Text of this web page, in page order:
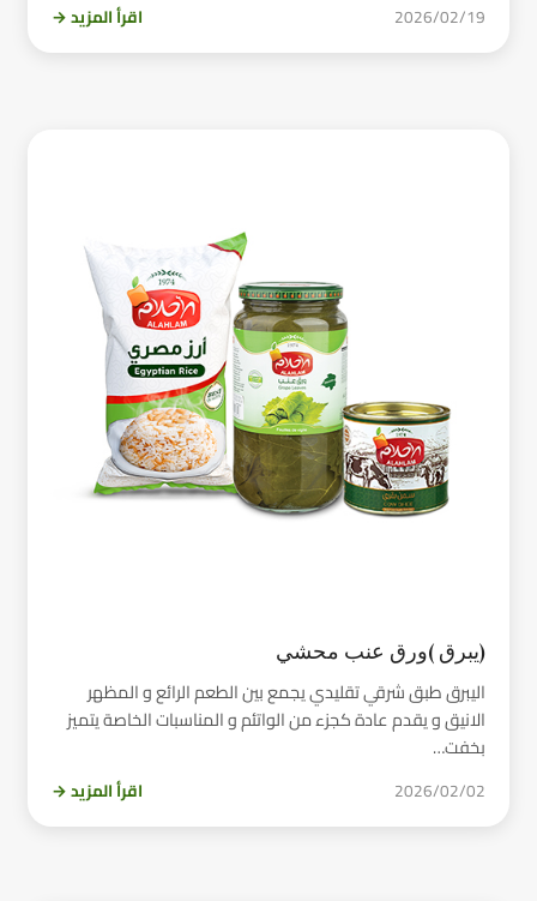
2026/02/19 اقرأ المزيد →
(يبرق )ورق عنب محشي
اليبرق طبق شرقي تقليدي يجمع بين الطعم الرائع و المظهر
الانيق و يقدم عادة كجزء من الواتئم و المناسبات الخاصة يتميز
بخفت…
2026/02/02 اقرأ المزيد →